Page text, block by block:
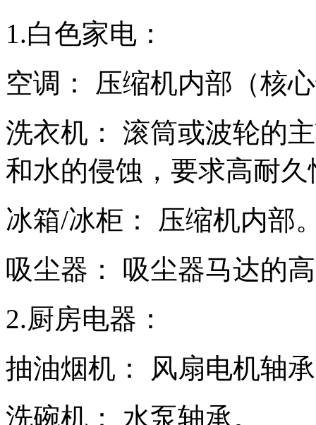
1.白色家电：
空调： 压缩机内部（核
洗衣机： 滚筒或波轮的
和水的侵蚀，要求高耐
冰箱/冰柜： 压缩机内部
吸尘器： 吸尘器马达的
2.厨房电器：
抽油烟机： 风扇电机轴
洗碗机： 水泵轴承。